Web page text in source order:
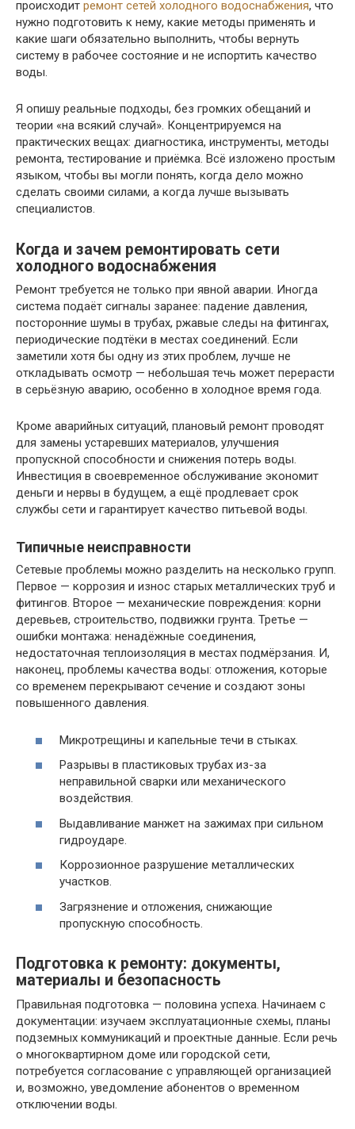
происходит ремонт сетей холодного водоснабжения, что
нужно подготовить к нему, какие методы применять и
какие шаги обязательно выполнить, чтобы вернуть
систему в рабочее состояние и не испортить качество
воды.
Я опишу реальные подходы, без громких обещаний и
теории «на всякий случай». Концентрируемся на
практических вещах: диагностика, инструменты, методы
ремонта, тестирование и приёмка. Всё изложено простым
языком, чтобы вы могли понять, когда дело можно
сделать своими силами, а когда лучше вызывать
специалистов.
Когда и зачем ремонтировать сети
холодного водоснабжения
Ремонт требуется не только при явной аварии. Иногда
система подаёт сигналы заранее: падение давления,
посторонние шумы в трубах, ржавые следы на фитингах,
периодические подтёки в местах соединений. Если
заметили хотя бы одну из этих проблем, лучше не
откладывать осмотр — небольшая течь может перерасти
в серьёзную аварию, особенно в холодное время года.
Кроме аварийных ситуаций, плановый ремонт проводят
для замены устаревших материалов, улучшения
пропускной способности и снижения потерь воды.
Инвестиция в своевременное обслуживание экономит
деньги и нервы в будущем, а ещё продлевает срок
службы сети и гарантирует качество питьевой воды.
Типичные неисправности
Сетевые проблемы можно разделить на несколько групп.
Первое — коррозия и износ старых металлических труб и
фитингов. Второе — механические повреждения: корни
деревьев, строительство, подвижки грунта. Третье —
ошибки монтажа: ненадёжные соединения,
недостаточная теплоизоляция в местах подмёрзания. И,
наконец, проблемы качества воды: отложения, которые
со временем перекрывают сечение и создают зоны
повышенного давления.
Микротрещины и капельные течи в стыках.
Разрывы в пластиковых трубах из-за
неправильной сварки или механического
воздействия.
Выдавливание манжет на зажимах при сильном
гидроударе.
Коррозионное разрушение металлических
участков.
Загрязнение и отложения, снижающие
пропускную способность.
Подготовка к ремонту: документы,
материалы и безопасность
Правильная подготовка — половина успеха. Начинаем с
документации: изучаем эксплуатационные схемы, планы
подземных коммуникаций и проектные данные. Если речь
о многоквартирном доме или городской сети,
потребуется согласование с управляющей организацией
и, возможно, уведомление абонентов о временном
отключении воды.